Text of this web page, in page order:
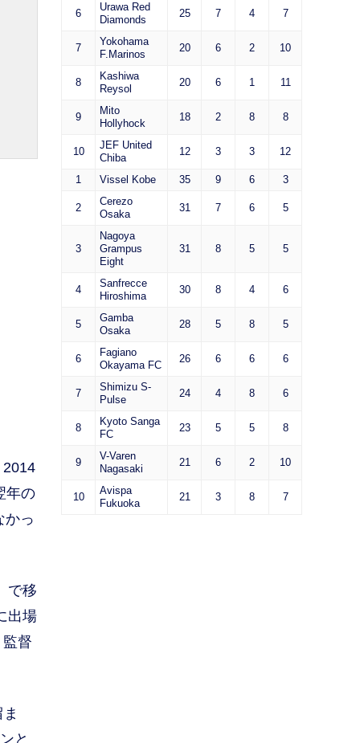
年の
かっ
で移
出場
督
と
6
Urawa Red
Diamonds
25 7 4 7
7
Yokohama
F.Marinos
20 6 2 10
8
Kashiwa
Reysol
20 6 1 11
9
Mito
Hollyhock
18 2 8 8
10
JEF United
Chiba
12 3 3 12
1 Vissel Kobe 35 9 6 3
2
Cerezo
Osaka
31 7 6 5
3
Nagoya
Grampus
Eight
31 8 5 5
4
Sanfrecce
Hiroshima
30 8 4 6
5
Gamba
Osaka
28 5 8 5
6
Fagiano
Okayama FC
26 6 6 6
7
Shimizu S-
Pulse
24 4 8 6
8
Kyoto Sanga
FC
23 5 5 8
9
V-Varen
Nagasaki
21 6 2 10
10
Avispa
Fukuoka
21 3 8 7